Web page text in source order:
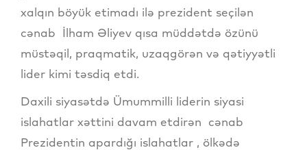
xalqın böyük etimadı ilə prezident seçilən
cənab İlham Əliyev qısa müddətdə özünü
müstəqil, praqmatik, uzaqgörən və qətiyyətli
lider kimi təsdiq etdi.
Daxili siyasətdə Ümummilli liderin siyasi
islahatlar xəttini davam etdirən cənab
Prezidentin apardığı islahatlar , ölkədə